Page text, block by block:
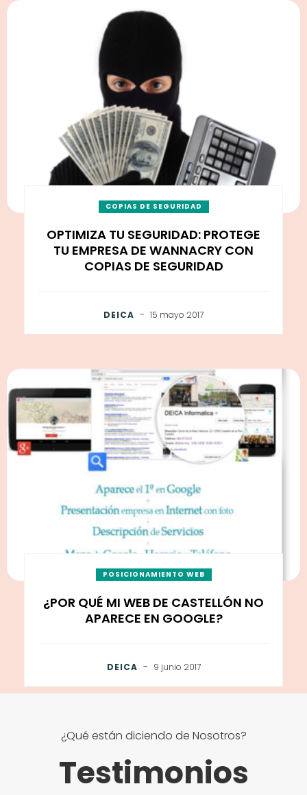
COPIAS DE SEGURIDAD
OPTIMIZA TU SEGURIDAD: PROTEGE
TU EMPRESA DE WANNACRY CON
COPIAS DE SEGURIDAD
DEICA - 15 mayo 2017
POSICIONAMIENTO WEB
¿POR QUÉ MI WEB DE CASTELLÓN NO
APARECE EN GOOGLE?
DEICA - 9 junio 2017
¿Qué están diciendo de Nosotros?
Testimonios